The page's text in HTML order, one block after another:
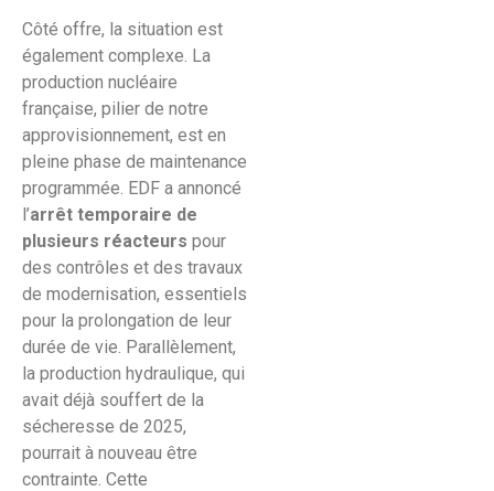
Côté offre, la situation est
également complexe. La
production nucléaire
française, pilier de notre
approvisionnement, est en
pleine phase de maintenance
programmée. EDF a annoncé
l’arrêt temporaire de
plusieurs réacteurs pour
des contrôles et des travaux
de modernisation, essentiels
pour la prolongation de leur
durée de vie. Parallèlement,
la production hydraulique, qui
avait déjà souffert de la
sécheresse de 2025,
pourrait à nouveau être
contrainte. Cette